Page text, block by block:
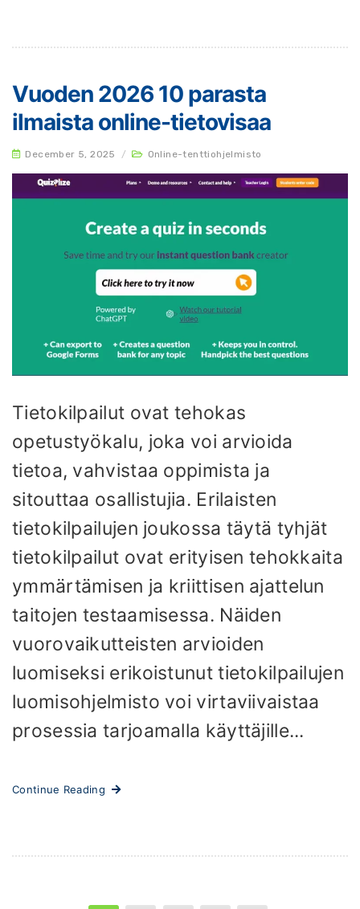
Vuoden 2026 10 parasta
ilmaista online-tietovisaa
December 5, 2025 / Online-tenttiohjelmisto
Tietokilpailut ovat tehokas
opetustyökalu, joka voi arvioida
tietoa, vahvistaa oppimista ja
sitouttaa osallistujia. Erilaisten
tietokilpailujen joukossa täytä tyhjät
tietokilpailut ovat erityisen tehokkaita
ymmärtämisen ja kriittisen ajattelun
taitojen testaamisessa. Näiden
vuorovaikutteisten arvioiden
luomiseksi erikoistunut tietokilpailujen
luomisohjelmisto voi virtaviivaistaa
prosessia tarjoamalla käyttäjille...
Continue Reading